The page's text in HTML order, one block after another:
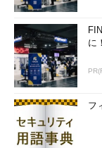
樋口氏は、「悪意
に！
フ